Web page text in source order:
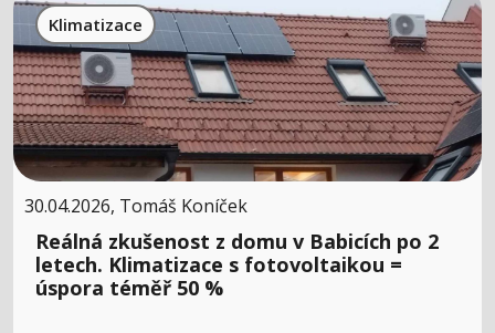
Klimatizace
30.04.2026, Tomáš Koníček
Reálná zkušenost z domu v Babicích po 2
letech. Klimatizace s fotovoltaikou =
úspora téměř 50 %